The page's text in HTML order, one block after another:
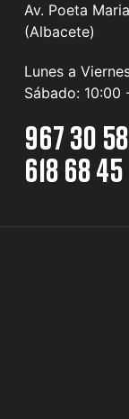
Av. Poeta
(Albacete)
Lunes a
Sábado: 10:00
967 30
618 68